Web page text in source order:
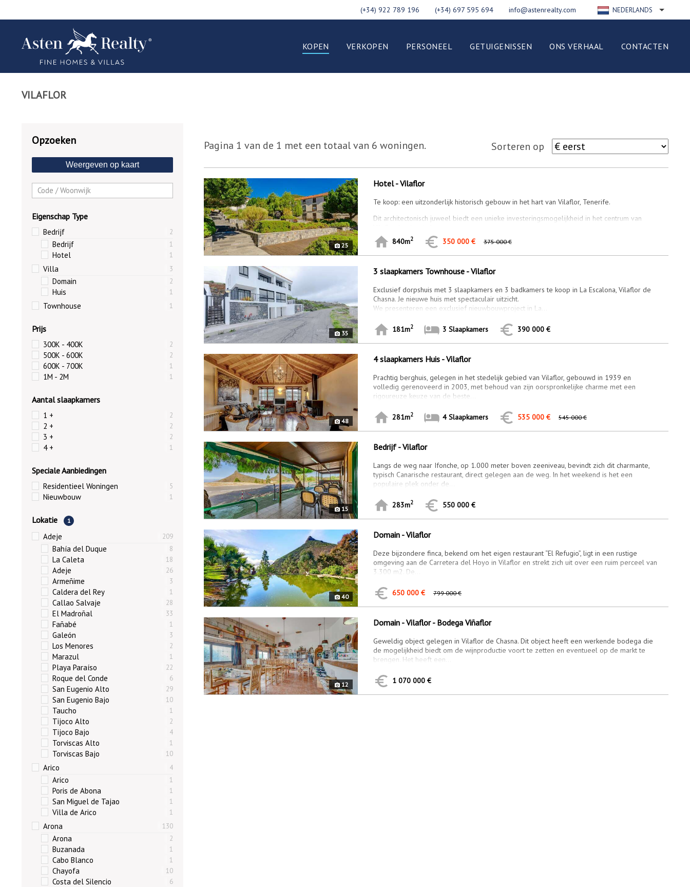
NEDERLANDS
DEUTSCH
(+34) 922 789 196 (+34) 697 595 694 info@astenrealty.com
KOPEN VERKOPEN PERSONEEL GETUIGENISSEN ONS VERHAAL CONTACTEN
VILAFLOR
Opzoeken
Weergeven op kaart
Eigenschap Type
Bedrijf 2
Bedrijf 1
Hotel 1
Villa 3
Domain 2
Huis 1
Townhouse 1
Prijs
300K - 400K 2
500K - 600K 2
600K - 700K 1
1M - 2M 1
Aantal slaapkamers
1 + 2
2 + 2
3 + 2
4 + 1
Speciale Aanbiedingen
Residentieel Woningen 5
Nieuwbouw 1
Lokatie 1
Adeje 209
Bahía del Duque 8
La Caleta 18
Adeje 26
Armeñime 3
Caldera del Rey 1
Callao Salvaje 28
El Madroñal 33
Fañabé 1
Galeón 3
Los Menores 2
Marazul 1
Playa Paraíso 22
Roque del Conde 6
San Eugenio Alto 29
San Eugenio Bajo 10
Taucho 1
Tijoco Alto 2
Tijoco Bajo 4
Torviscas Alto 1
Torviscas Bajo 10
Arico 4
Arico 1
Poris de Abona 1
San Miguel de Tajao 1
Villa de Arico 1
Arona 130
Arona 2
Buzanada 1
Cabo Blanco 1
Chayofa 10
Costa del Silencio 6
Pagina 1 van de 1 met een totaal van 6 woningen. Sorteren op
25
Hotel - Vilaflor
Te koop: een uitzonderlijk historisch gebouw in het hart van Vilaflor, Tenerife.
Dit architectonisch juweel biedt een unieke investeringsmogelijkheid in het centrum van
840m2 350 000 € 375 000 €
35
3 slaapkamers Townhouse - Vilaflor
Exclusief dorpshuis met 3 slaapkamers en 3 badkamers te koop in La Escalona, Vilaflor de
Chasna. Je nieuwe huis met spectaculair uitzicht.
We presenteren een exclusief nieuwbouwproject in La...
181m2 3 Slaapkamers 390 000 €
48
4 slaapkamers Huis - Vilaflor
Prachtig berghuis, gelegen in het stedelijk gebied van Vilaflor, gebouwd in 1939 en
volledig gerenoveerd in 2003, met behoud van zijn oorspronkelijke charme met een
rigoureuze keuze van de beste...
281m2 4 Slaapkamers 535 000 € 545 000 €
15
Bedrijf - Vilaflor
Langs de weg naar Ifonche, op 1.000 meter boven zeeniveau, bevindt zich dit charmante,
typisch Canarische restaurant, direct gelegen aan de weg. In het weekend is het een
populaire plek onder de...
283m2 550 000 €
40
Domain - Vilaflor
Deze bijzondere finca, bekend om het eigen restaurant “El Refugio”, ligt in een rustige
omgeving aan de Carretera del Hoyo in Vilaflor en strekt zich uit over een ruim perceel van
3.300 m2. De...
650 000 € 799 000 €
12
Domain - Vilaflor - Bodega Viñaflor
Geweldig object gelegen in Vilaflor de Chasna. Dit object heeft een werkende bodega die
de mogelijkheid biedt om de wijnproductie voort te zetten en eventueel op de markt te
brengen. Het heeft een...
1 070 000 €